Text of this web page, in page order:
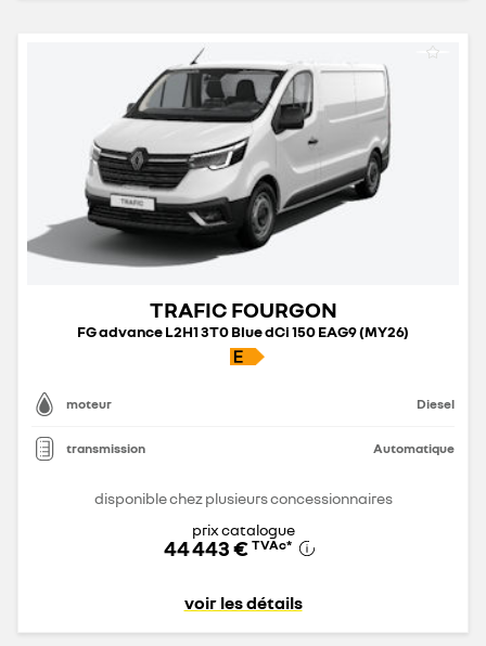
TRAFIC FOURGON
FG advance L2H1 3T0 Blue dCi 150 EAG9 (MY26)
moteur Diesel
transmission Automatique
disponible chez plusieurs concessionnaires
prix catalogue
44 443 € TVAc*
voir les détails